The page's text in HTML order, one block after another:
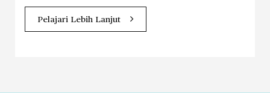
Pelajari Lebih Lanjut